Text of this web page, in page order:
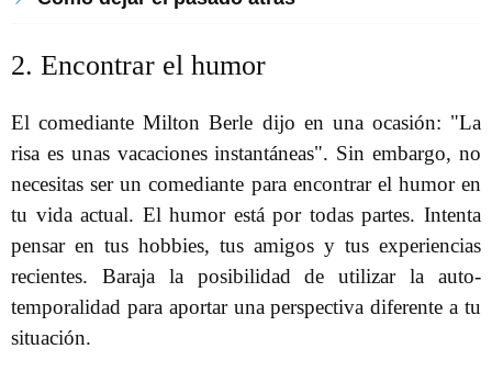
2. Encontrar el humor
El comediante Milton Berle dijo en una ocasión: "La
risa es unas vacaciones instantáneas". Sin embargo, no
necesitas ser un comediante para encontrar el humor en
tu vida actual. El humor está por todas partes. Intenta
pensar en tus hobbies, tus amigos y tus experiencias
recientes. Baraja la posibilidad de utilizar la auto-
temporalidad para aportar una perspectiva diferente a tu
situación.